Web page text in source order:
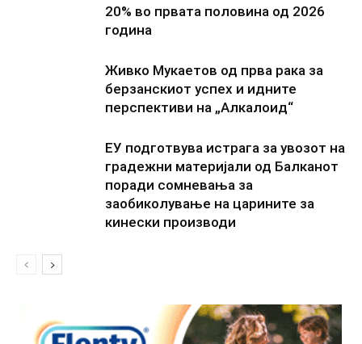
20% во првата половина од 2026
година
Живко Мукаетов од прва рака за
берзанскиот успех и идните
перспективи на „Алкалоид“
ЕУ подготвува истрага за увозот на
градежни материјали од Балканот
поради сомневања за
заобиколување на царините за
кинески производи